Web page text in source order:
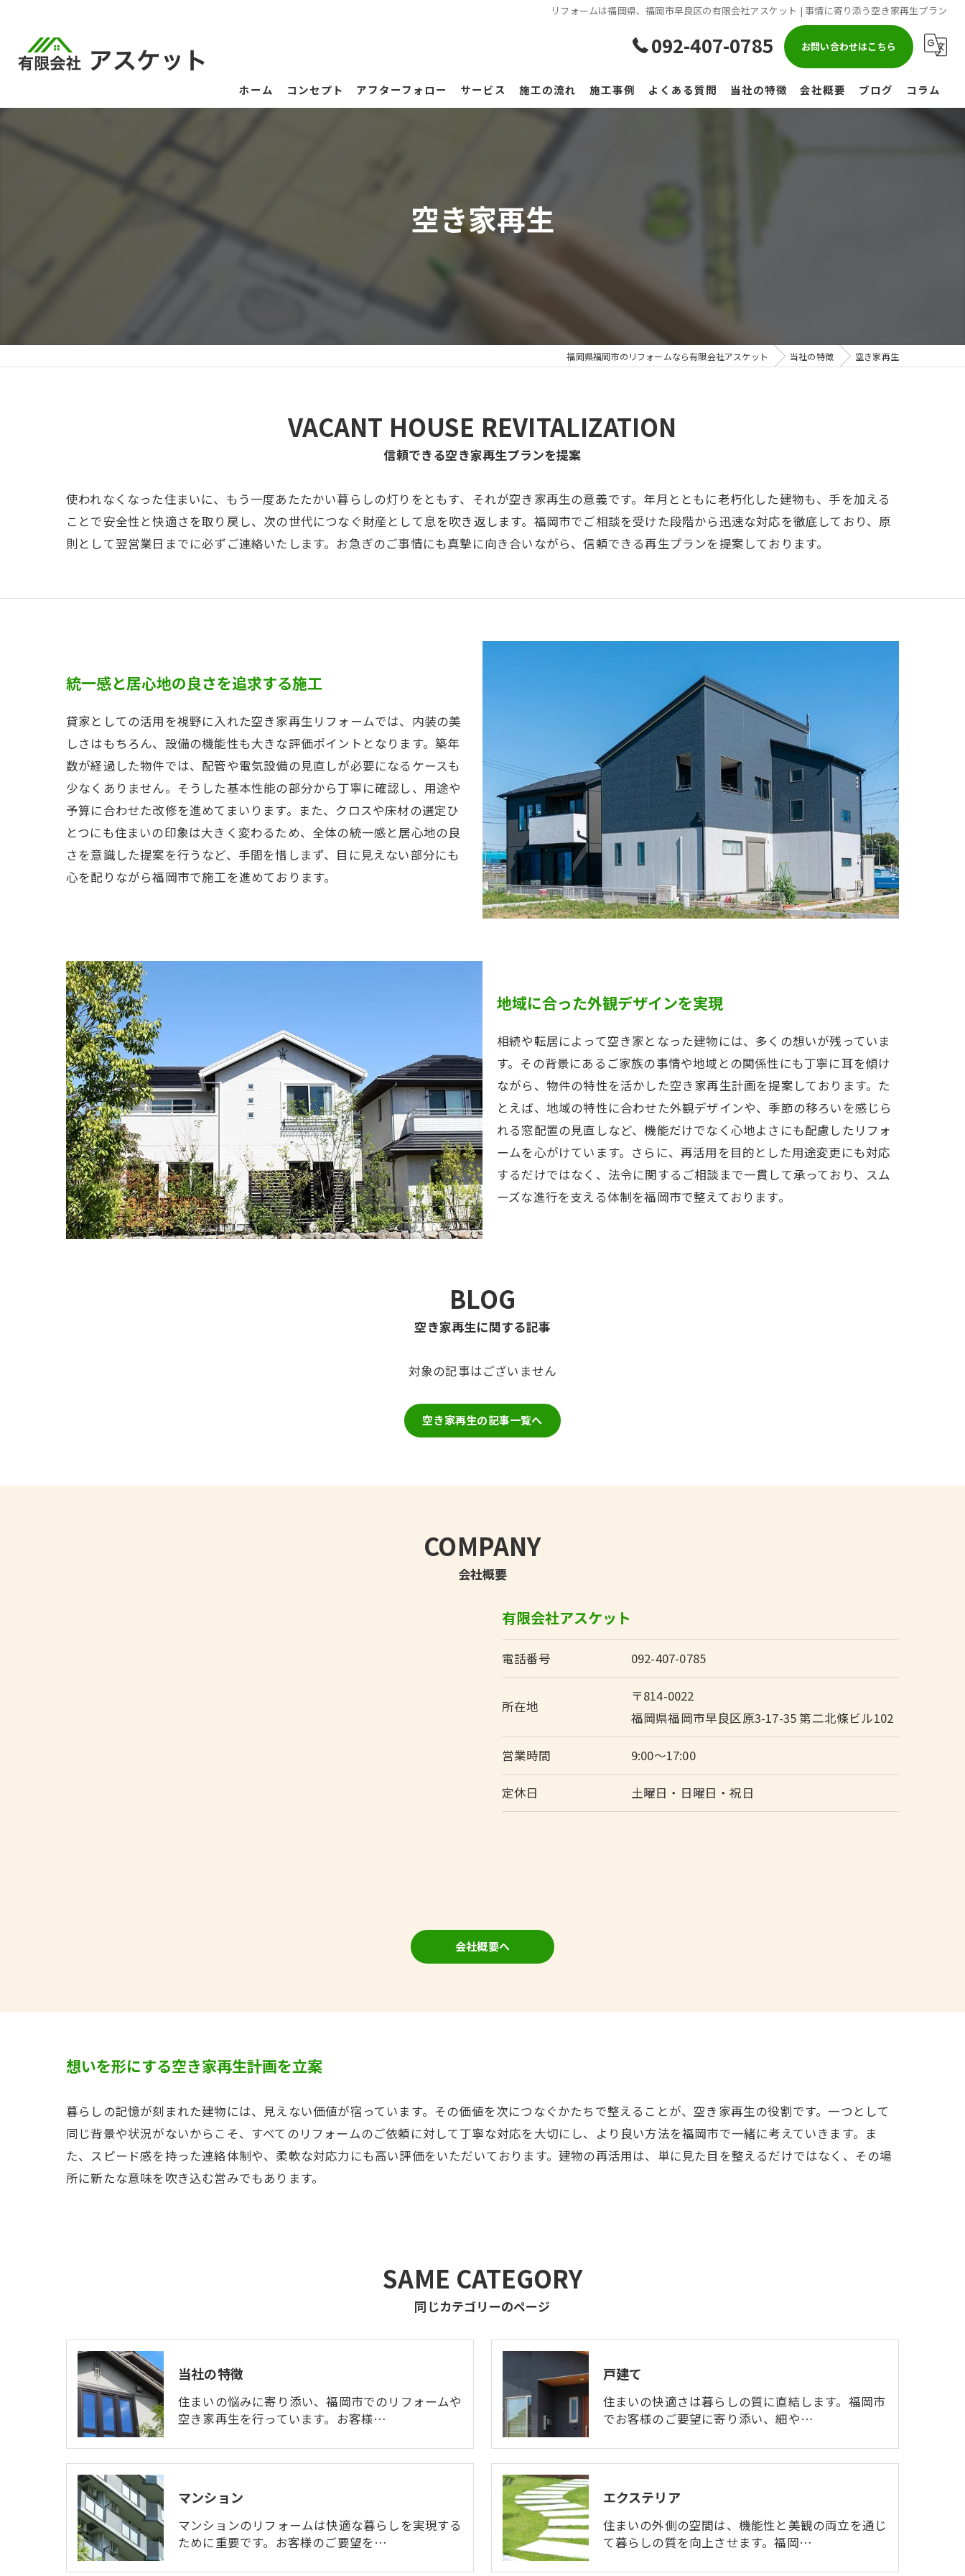
リフォームは福岡県、福岡市早良区の有限会社アスケット | 事情に寄り添う空き家再生プラン
092-407-0785 お問い合わせはこちら
ホーム コンセプト アフターフォロー サービス 施工の流れ 施工事例 よくある質問 当社の特徴 会社概要 ブログ コラム
空き家再生
福岡県福岡市のリフォームなら有限会社アスケット 当社の特徴 空き家再生
信頼できる空き家再生プランを提案
VACANT HOUSE REVITALIZATION
使われなくなった住まいに、もう一度あたたかい暮らしの灯りをともす、それが空き家再生の意義です。年月とともに老朽化した建物も、手を加える
ことで安全性と快適さを取り戻し、次の世代につなぐ財産として息を吹き返します。福岡市でご相談を受けた段階から迅速な対応を徹底しており、原
則として翌営業日までに必ずご連絡いたします。お急ぎのご事情にも真摯に向き合いながら、信頼できる再生プランを提案しております。
統一感と居心地の良さを追求する施工
貸家としての活用を視野に入れた空き家再生リフォームでは、内装の美
しさはもちろん、設備の機能性も大きな評価ポイントとなります。築年
数が経過した物件では、配管や電気設備の見直しが必要になるケースも
少なくありません。そうした基本性能の部分から丁寧に確認し、用途や
予算に合わせた改修を進めてまいります。また、クロスや床材の選定ひ
とつにも住まいの印象は大きく変わるため、全体の統一感と居心地の良
さを意識した提案を行うなど、手間を惜しまず、目に見えない部分にも
心を配りながら福岡市で施工を進めております。
地域に合った外観デザインを実現
相続や転居によって空き家となった建物には、多くの想いが残っていま
す。その背景にあるご家族の事情や地域との関係性にも丁寧に耳を傾け
ながら、物件の特性を活かした空き家再生計画を提案しております。た
とえば、地域の特性に合わせた外観デザインや、季節の移ろいを感じら
れる窓配置の見直しなど、機能だけでなく心地よさにも配慮したリフォ
ームを心がけています。さらに、再活用を目的とした用途変更にも対応
するだけではなく、法令に関するご相談まで一貫して承っており、スム
ーズな進行を支える体制を福岡市で整えております。
空き家再生に関する記事
BLOG
対象の記事はございません
空き家再生の記事一覧へ
会社概要
COMPANY
有限会社アスケット
電話番号 092-407-0785
所在地
〒814-0022
福岡県福岡市早良区原3-17-35 第二北條ビル102
営業時間 9:00～17:00
定休日 土曜日・日曜日・祝日
会社概要へ
想いを形にする空き家再生計画を立案
暮らしの記憶が刻まれた建物には、見えない価値が宿っています。その価値を次につなぐかたちで整えることが、空き家再生の役割です。一つとして
同じ背景や状況がないからこそ、すべてのリフォームのご依頼に対して丁寧な対応を大切にし、より良い方法を福岡市で一緒に考えていきます。ま
た、スピード感を持った連絡体制や、柔軟な対応力にも高い評価をいただいております。建物の再活用は、単に見た目を整えるだけではなく、その場
所に新たな意味を吹き込む営みでもあります。
同じカテゴリーのページ
SAME CATEGORY
当社の特徴
住まいの悩みに寄り添い、福岡市でのリフォームや
空き家再生を行っています。お客様…
戸建て
住まいの快適さは暮らしの質に直結します。福岡市
でお客様のご要望に寄り添い、細や…
マンション
マンションのリフォームは快適な暮らしを実現する
ために重要です。お客様のご要望を…
エクステリア
住まいの外側の空間は、機能性と美観の両立を通じ
て暮らしの質を向上させます。福岡…